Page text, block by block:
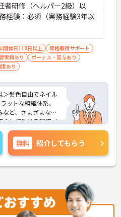
者研修（ヘルパー2級）以
経験：必須（実務経験3年以
間休日110日以上
資格取得サポート
実績あり
ボーナス・賞与あり
あり
＞髪色自由でネイル
ットな組織体系、
ど、さまざまな制
心して働ける環境づ
形態＞夜勤ありの
従といったさまざま
です。
事＞一人ひとりが主
められています。
イント等、さらに
ご相談ください！
無料 紹介してもらう